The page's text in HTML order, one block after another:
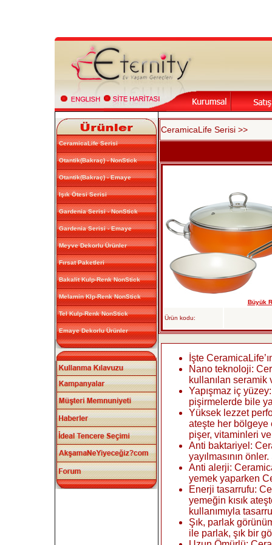
CeramicaLife Serisi
Otantik(Bakraç) - NonStick
Otantik(Bakraç) - Emaye
Işık Ötesi Serisi
Gardenia Serisi - NonStick
Gardenia Serisi - Emaye
Meyve Dekorlu Ürünler
Fırsat Paketleri
Bakalit Kulp-Renk NonStick
Melamin Klp-Renk NonStick
Tel Kulp-Renk NonStick
Emaye Dekorlu Ürünler
CeramicaLife Serisi >>
Büyük
Ürün kodu:
İşte
Nano teknoloji:
kullanılan seramik
Yapışmaz iç
pişirmelerde bile
Yüksek lezzet
ateşte her bölgeye
pişer, vitaminleri
Anti baktariyel:
yayılmasının
Anti alerji:
yemek yaparken
Enerji tasarrufu:
yemeğin kısık
kullanımıyla
Şık, parlak
ile parlak, şık bir